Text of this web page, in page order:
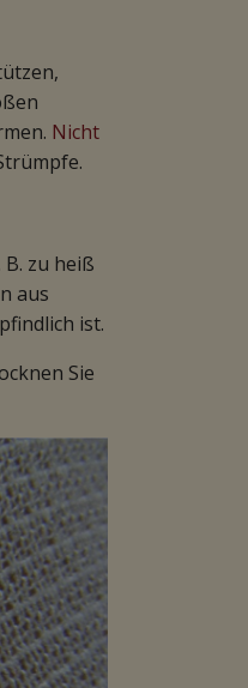
Nicht
zu heiß
aus
ist.
Sie